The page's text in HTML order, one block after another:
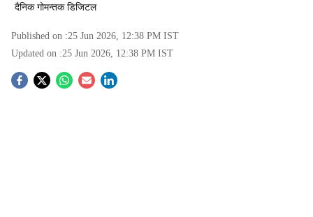
दैनिक गोमन्तक डिजिटल
Published on :25 Jun 2026, 12:38 PM IST
Updated on :25 Jun 2026, 12:38 PM IST
S